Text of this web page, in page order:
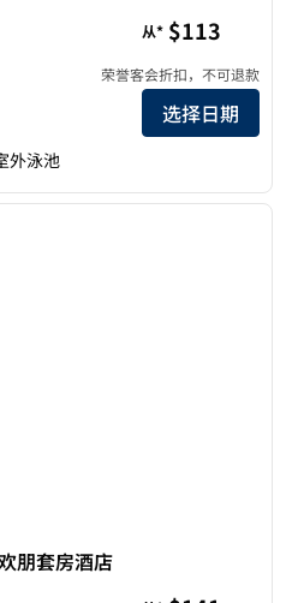
里斯特的酒店详情
从* $113
荣誉客会折扣，不可退款
选择日期
外泳池
1/12
下一
朋套房酒店